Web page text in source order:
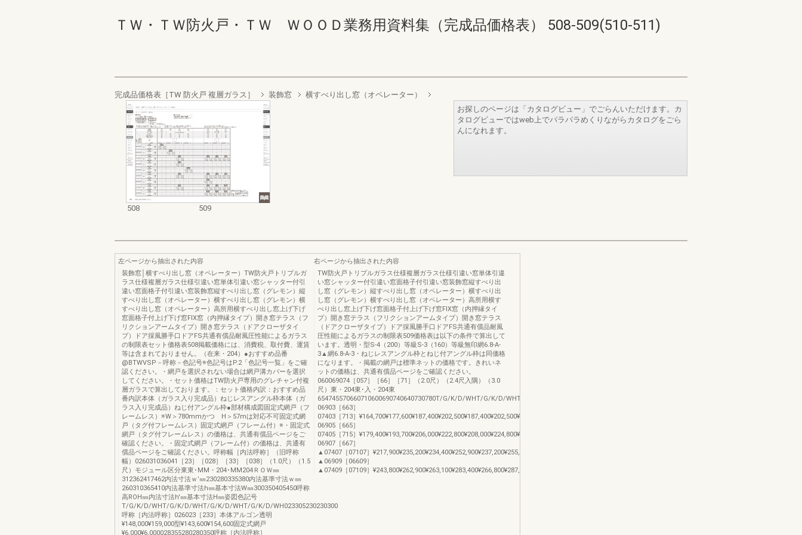
ＴＷ・ＴＷ防火戸・ＴＷ ＷＯＯＤ業務用資料集（完成品価格表） 508-509(510-511)
完成品価格表［TW 防火戸 複層ガラス］ 装飾窓 横すべり出し窓（オペレーター）
508 509
お探しのページは「カタログビュー」でごらんいただけます。カ
タログビューではweb上でパラパラめくりながらカタログをごら
んになれます。
左ページから抽出された内容
装飾窓│横すべり出し窓（オペレーター）TW防火戸トリプルガ
ラス仕様複層ガラス仕様引違い窓単体引違い窓シャッター付引
違い窓面格子付引違い窓装飾窓縦すべり出し窓（グレモン）縦
すべり出し窓（オペレーター）横すべり出し窓（グレモン）横
すべり出し窓（オペレーター）高所用横すべり出し窓上げ下げ
窓面格子付上げ下げ窓FIX窓（内押縁タイプ）開き窓テラス（フ
リクションアームタイプ）開き窓テラス（ドアクローザタイ
プ）ドア採風勝手口ドアFS共通有償品耐風圧性能によるガラス
の制限表セット価格表508掲載価格には、消費税、取付費、運賃
等は含まれておりません。（在来・204）●おすすめ品番
@BTWVSP－呼称－色記号※色記号はP.2「色記号一覧」をご確
認ください。・網戸を選択されない場合は網戸溝カバーを選択
してください。・セット価格はTW防火戸専用のグレチャン付複
層ガラスで算出しております。：セット価格内訳：おすすめ品
番内訳本体（ガラス入り完成品）ねじレスアングル枠本体（ガ
ラス入り完成品）ねじ付アングル枠●部材構成図固定式網戸（フ
レームレス）※W＞780mmかつ H＞57mは対応不可固定式網
戸（タグ付フレームレス）固定式網戸（フレーム付）※・固定式
網戸（タグ付フレームレス）の価格は、共通有償品ページをご
確認ください。・固定式網戸（フレーム付）の価格は、共通有
償品ページをご確認ください。呼称幅［内法呼称］（旧呼称
幅）026031036041［23］［028］［33］［038］（1.0尺）（1.5
尺）モジュール区分東東･MM・204･MM204ＲＯＷ㎜
312362417462内法寸法ｗ’㎜230280335380内法基準寸法ｗ㎜
260310365410内法基準寸法h㎜基本寸法W㎜300350405450呼称
高ROH㎜内法寸法h'㎜基本寸法H㎜姿図色記号
T/G/K/D/WHT/G/K/D/WHT/G/K/D/WHT/G/K/D/WH023305230230300
呼称［内法呼称］026023［233］本体アルゴン透明
¥148,000¥159,000型¥143,600¥154,600固定式網戸
¥6,000¥6,000028355280280350呼称［内法呼称］
右ページから抽出された内容
TW防火戸トリプルガラス仕様複層ガラス仕様引違い窓単体引違
い窓シャッター付引違い窓面格子付引違い窓装飾窓縦すべり出
し窓（グレモン）縦すべり出し窓（オペレーター）横すべり出
し窓（グレモン）横すべり出し窓（オペレーター）高所用横す
べり出し窓上げ下げ窓面格子付上げ下げ窓FIX窓（内押縁タイ
プ）開き窓テラス（フリクションアームタイプ）開き窓テラス
（ドアクローザタイプ）ドア採風勝手口ドアFS共通有償品耐風
圧性能によるガラスの制限表509価格表は以下の条件で算出して
います。透明・型S-4（200）等級S-3（160）等級無印網6.8-A-
3▲網6.8-A-3・ねじレスアングル枠とねじ付アングル枠は同価格
になります。・掲載の網戸は標準ネットの価格です。きれいネ
ットの価格は、共通有償品ページをご確認ください。
060069074［057］［66］［71］（2.0尺）（2.4尺入隅）（3.0
尺）東・204東･入・204東
654745570660710600690740640730780T/G/K/D/WHT/G/K/D/WHT/G/K/D/WH06003［0573］
06903［663］
07403［713］
06905［665］
07405［715］
06907［667］
▲07407［07107］
▲06909［06609］
▲07409［07109］¥243,800¥262,900¥263,100¥283,400¥266,800¥287,100¥236,600¥255,700¥254,700¥275,000¥257,800¥278,100¥8,500¥8,500¥9,000¥9,000¥9,000¥9,000